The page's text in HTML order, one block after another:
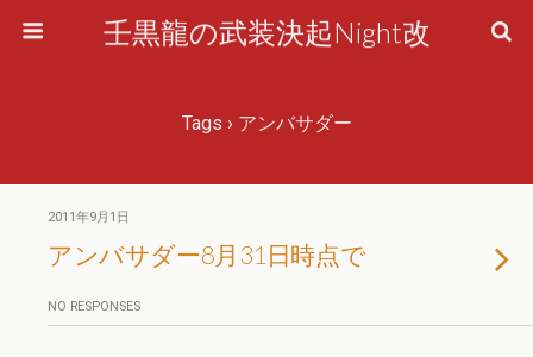
壬黒龍の武装決起Night改
Tags › アンバサダー
2011年9月1日
アンバサダー8月31日時点で
NO RESPONSES